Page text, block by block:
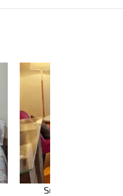
Suite Pico Vista